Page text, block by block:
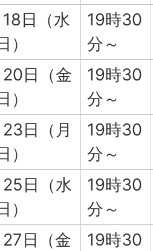
18日（水
）
19時30
分～
20日（金
）
19時30
分～
日（月
）
19時30
分～
25日（水
）
19時30
分～
27日（金
19時30